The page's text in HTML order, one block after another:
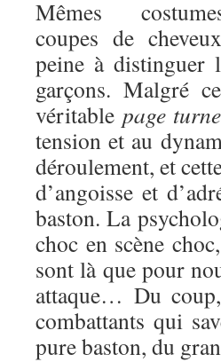
Mêmes
coupes de
peine à distinguer
garçons. Malgré
véritable page
tension et au
déroulement, et
d’angoisse et
baston. La
choc en scène
sont là que pour
attaque… Du
combattants qui
pure baston, du